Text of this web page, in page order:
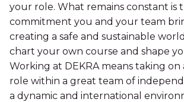
your role. What remains constant is
commitment you and your team
creating a safe and sustainable
chart your own course and shape
Working at DEKRA means taking
role within a great team of
a dynamic and international